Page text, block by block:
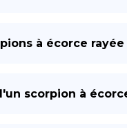
à écorce
scorpion à